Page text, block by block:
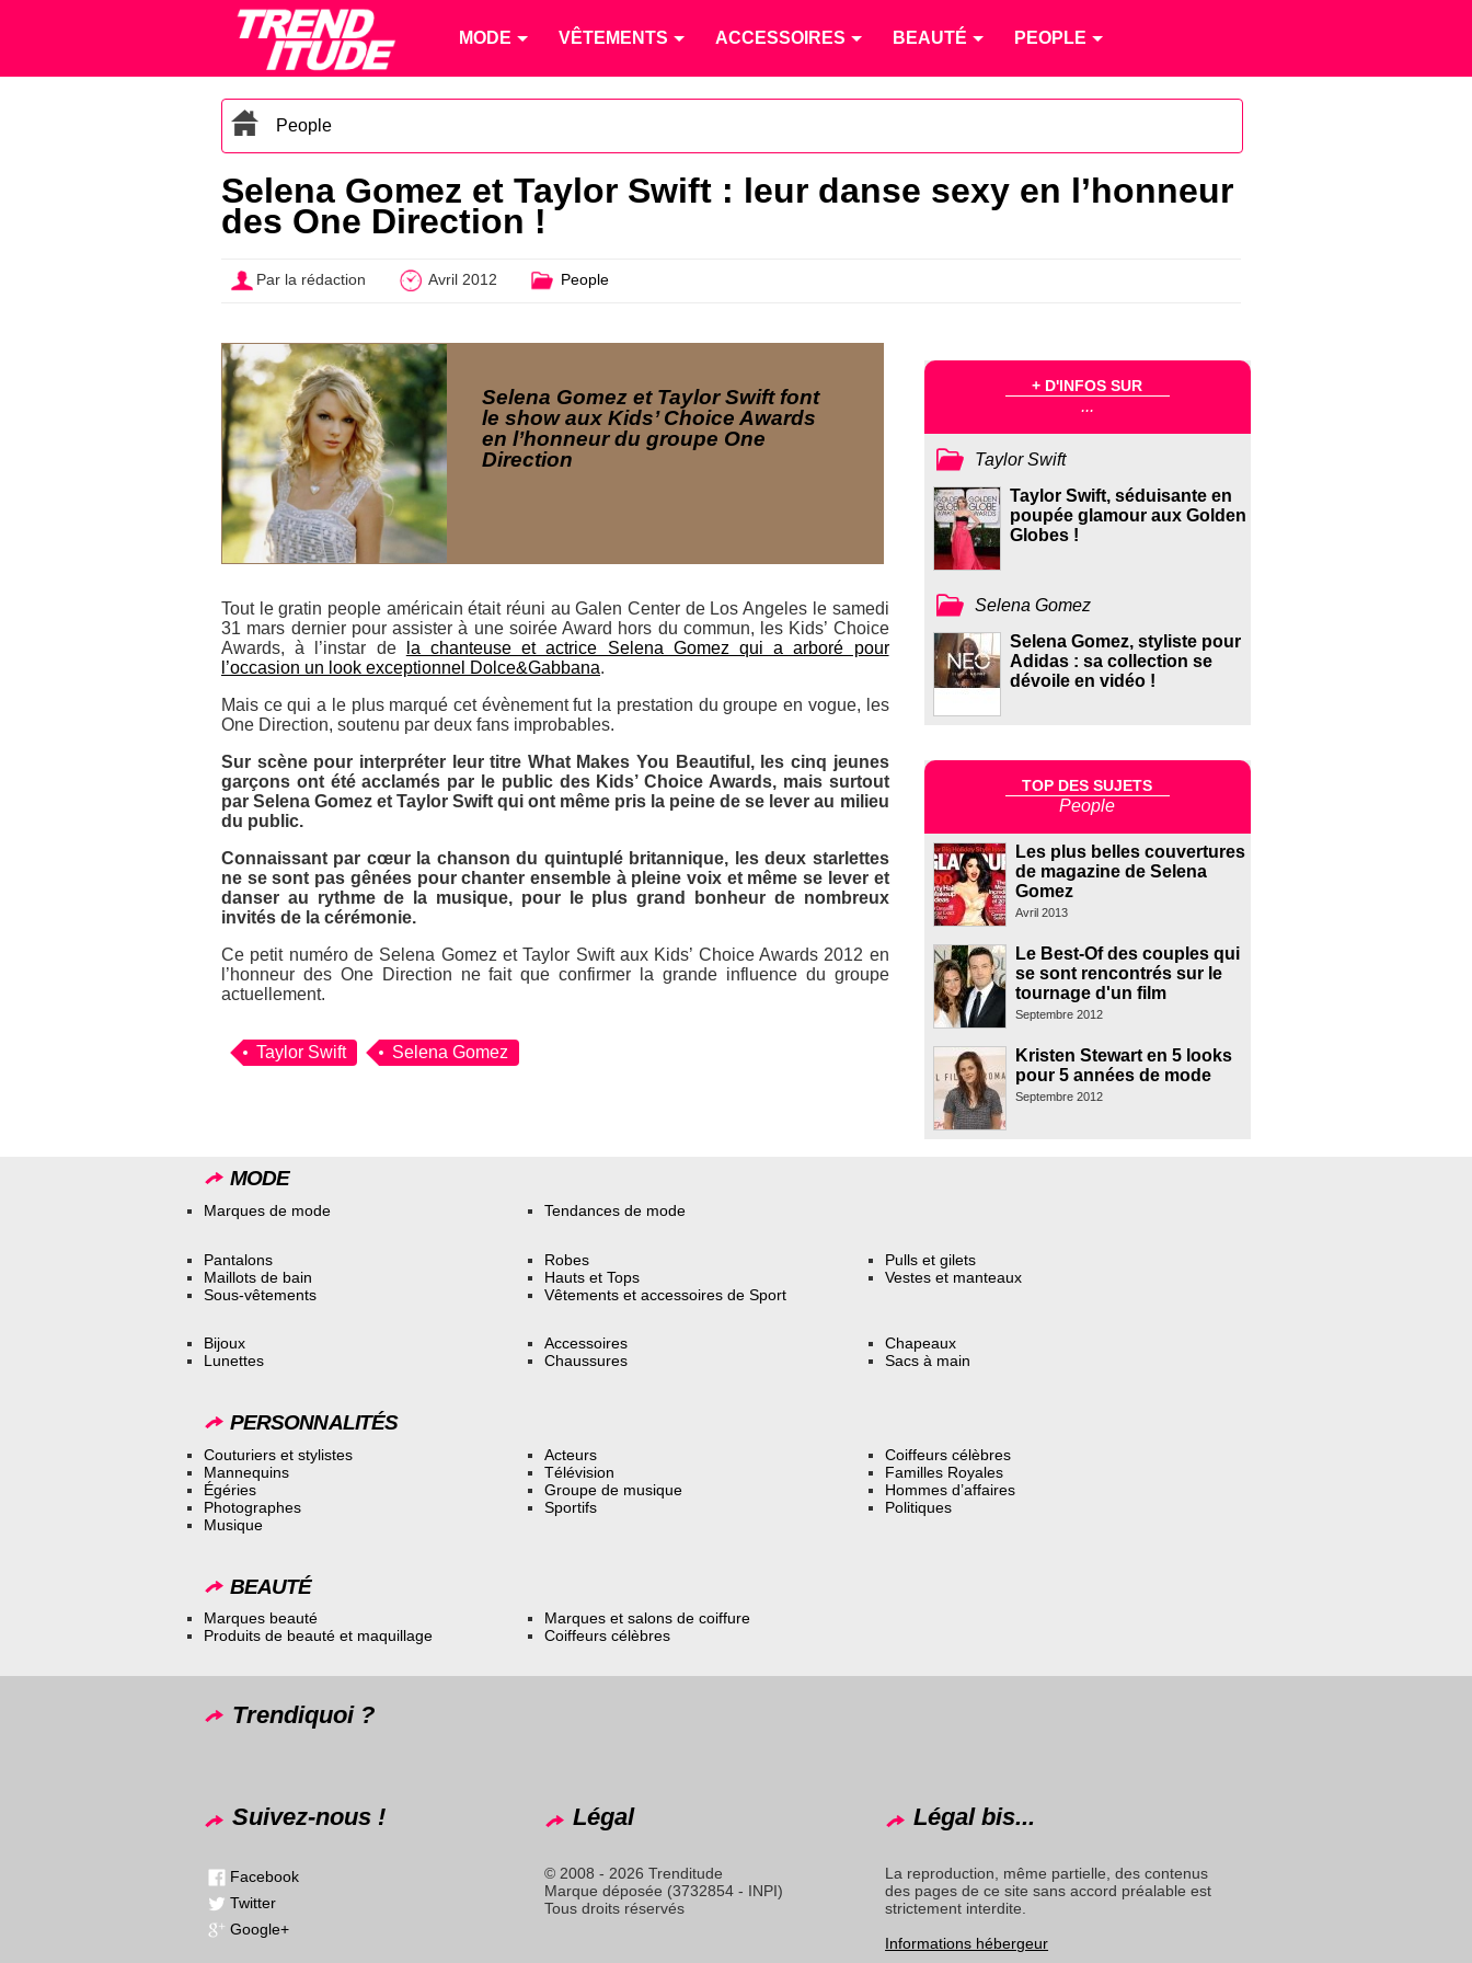
MODE VÊTEMENTS ACCESSOIRES BEAUTÉ PEOPLE
People
Selena Gomez et Taylor Swift : leur danse sexy en l’honneur
des One Direction !
Par la rédaction Avril 2012 People
Selena Gomez et Taylor Swift font
le show aux Kids’ Choice Awards
en l’honneur du groupe One
Direction
Tout le gratin people américain était réuni au Galen Center de Los Angeles le samedi
31 mars dernier pour assister à une soirée Award hors du commun, les Kids’ Choice
Awards, à l’instar de
la chanteuse et actrice Selena Gomez qui a arboré pour
l’occasion un look exceptionnel Dolce&Gabbana.
Mais ce qui a le plus marqué cet évènement fut la prestation du groupe en vogue, les
One Direction, soutenu par deux fans improbables.
Sur scène pour interpréter leur titre What Makes You Beautiful , les cinq jeunes
garçons ont été acclamés par le public des Kids’ Choice Awards, mais surtout
par Selena Gomez et Taylor Swift qui ont même pris la peine de se lever au milieu
du public.
Connaissant par cœur la chanson du quintuplé britannique, les deux starlettes
ne se sont pas gênées pour chanter ensemble à pleine voix et même se lever et
danser au rythme de la musique, pour le plus grand bonheur de nombreux
invités de la cérémonie.
Ce petit numéro de Selena Gomez et Taylor Swift aux Kids’ Choice Awards 2012 en
l’honneur des One Direction ne fait que confirmer la grande influence du groupe
actuellement.
Taylor Swift Selena Gomez
+ D'INFOS SUR
...
Taylor Swift
Taylor Swift, séduisante en
poupée glamour aux Golden
Globes !
Selena Gomez
Selena Gomez, styliste pour
Adidas : sa collection se
dévoile en vidéo !
TOP DES SUJETS
People
Les plus belles couvertures
de magazine de Selena
Gomez
Avril 2013
Le Best-Of des couples qui
se sont rencontrés sur le
tournage d'un film
Septembre 2012
Kristen Stewart en 5 looks
pour 5 années de mode
Septembre 2012
MODE
Marques de mode Tendances de mode
Pantalons
Maillots de bain
Sous-vêtements
Robes
Hauts et Tops
Vêtements et accessoires de Sport
Pulls et gilets
Vestes et manteaux
Bijoux
Lunettes
Accessoires
Chaussures
Chapeaux
Sacs à main
PERSONNALITÉS
Couturiers et stylistes
Mannequins
Égéries
Photographes
Musique
Acteurs
Télévision
Groupe de musique
Sportifs
Coiffeurs célèbres
Familles Royales
Hommes d’affaires
Politiques
BEAUTÉ
Marques beauté
Produits de beauté et maquillage
Marques et salons de coiffure
Coiffeurs célèbres
Trendiquoi ?
Suivez-nous !
Facebook
Twitter
Google+
Légal
© 2008 - 2026 Trenditude
Marque déposée (3732854 - INPI)
Tous droits réservés
Légal bis...
La reproduction, même partielle, des contenus
des pages de ce site sans accord préalable est
strictement interdite.
Informations hébergeur